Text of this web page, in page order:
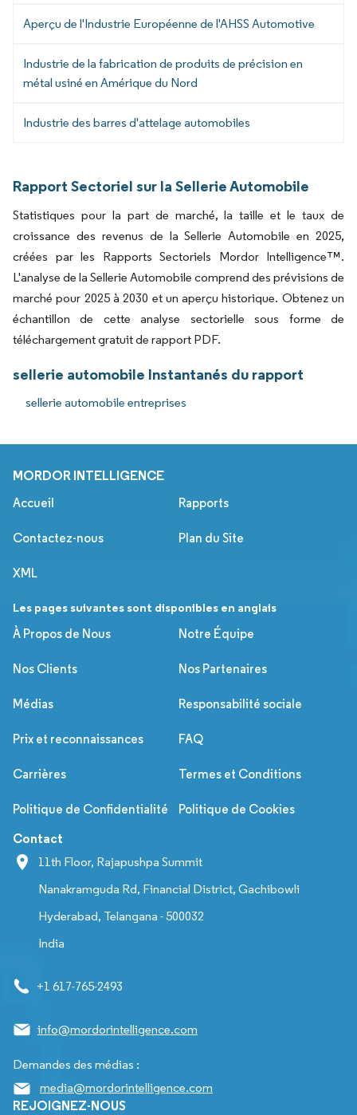
Aperçu de l'Industrie Européenne de l'AHSS Automotive
Industrie de la fabrication de produits de précision en
métal usiné en Amérique du Nord
Industrie des barres d'attelage automobiles
Rapport Sectoriel sur la Sellerie Automobile
Statistiques pour la part de marché, la taille et le taux de
croissance des revenus de la Sellerie Automobile en 2025,
créées par les Rapports Sectoriels Mordor Intelligence™.
L'analyse de la Sellerie Automobile comprend des prévisions de
marché pour 2025 à 2030 et un aperçu historique. Obtenez un
échantillon de cette analyse sectorielle sous forme de
téléchargement gratuit de rapport PDF.
sellerie automobile Instantanés du rapport
sellerie automobile entreprises
MORDOR INTELLIGENCE
Accueil Rapports
Contactez-nous Plan du Site
XML
Les pages suivantes sont disponibles en anglais
À Propos de Nous
Notre Équipe
Nos Clients Nos Partenaires
Médias Responsabilité sociale
Prix et reconnaissances FAQ
Carrières Termes et Conditions
Politique de Confidentialité Politique de Cookies
Contact
11th Floor, Rajapushpa Summit
Nanakramguda Rd, Financial District, Gachibowli
Hyderabad, Telangana - 500032
India
+1 617-765-2493
info@mordorintelligence.com
Demandes des médias :
media@mordorintelligence.com
REJOIGNEZ-NOUS